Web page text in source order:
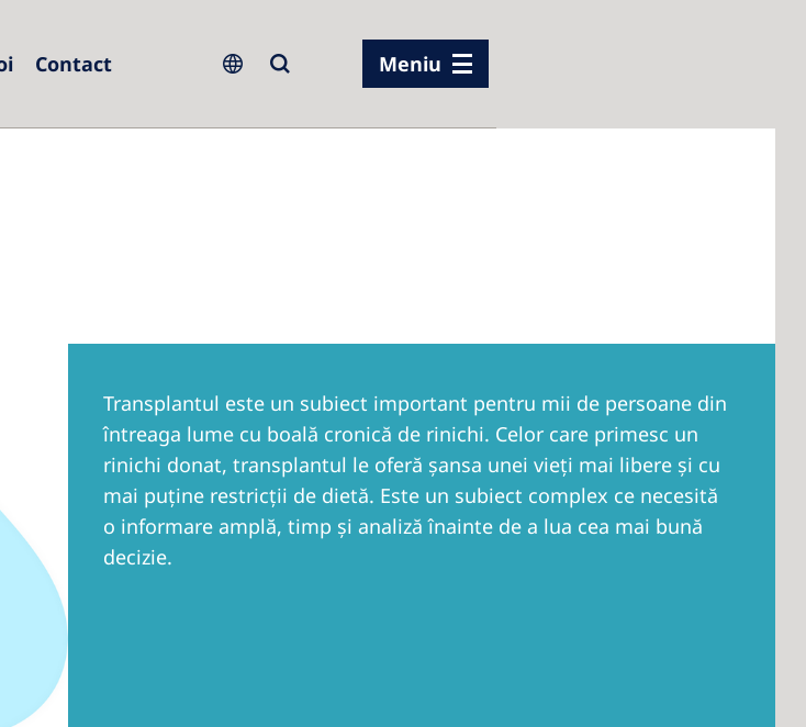
Contact
United Kingdom
North America
United States of
America
Meniu
Transplantul este un subiect important pentru mii de persoane din
întreaga lume cu boală cronică de rinichi. Celor care primesc un
rinichi donat, transplantul le oferă şansa unei vieţi mai libere şi cu
mai puţine restricţii de dietă. Este un subiect complex ce necesită
o informare amplă, timp şi analiză înainte de a lua cea mai bună
decizie.